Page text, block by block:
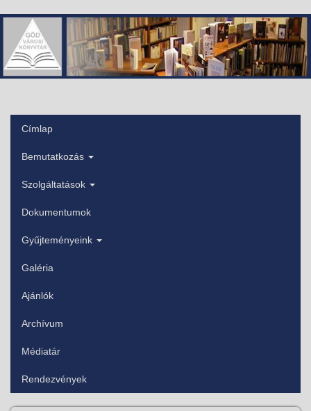
Ugrás
tartalomra
Főmenü
Címlap
Bemutatkozás
Szolgáltatások
Dokumentumok
Gyűjteményeink
Galéria
Ajánlók
Archívum
Médiatár
Rendezvények